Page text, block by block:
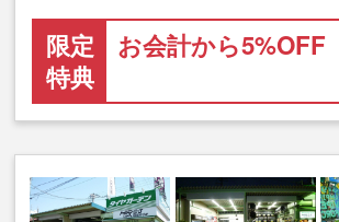
限定
特典
お会計から5%OFF